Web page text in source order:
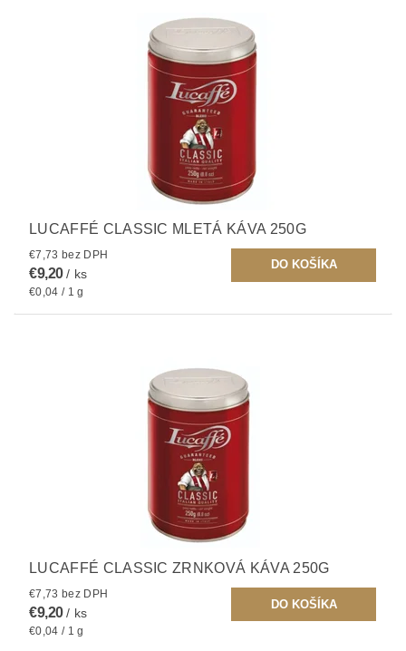
LUCAFFÉ CLASSIC MLETÁ KÁVA 250G
€7,73 bez DPH
€9,20/ ks
€0,04 / 1 g
LUCAFFÉ CLASSIC ZRNKOVÁ KÁVA 250G
€7,73 bez DPH
€9,20/ ks
€0,04 / 1 g